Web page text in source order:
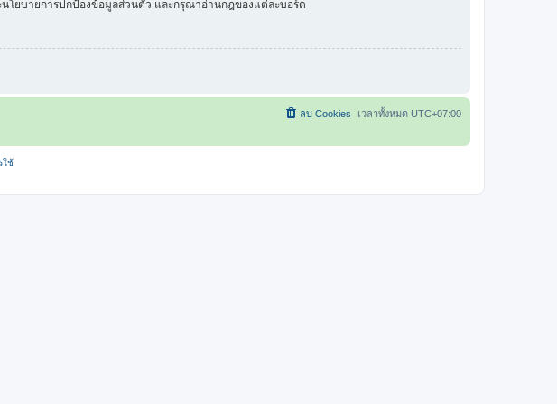
โยบายการปกป้องข้อมูลส่วนตัว และกรุณาอ่านกฎของแต่ละบอร์ด
เวลาทั้งหมด UTC+07:00
ลบ Cookies
ใช้